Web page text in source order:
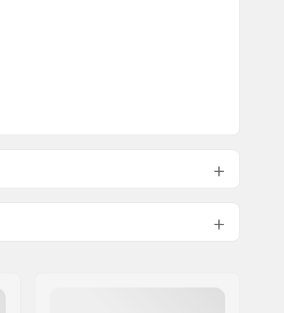
10mm
M24